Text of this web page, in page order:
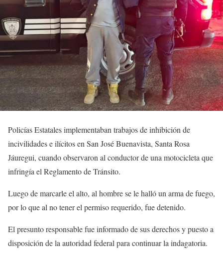
Policías Estatales implementaban trabajos de inhibición de
incivilidades e ilícitos en San José Buenavista, Santa Rosa
Jáuregui, cuando observaron al conductor de una motocicleta que
infringía el Reglamento de Tránsito.
Luego de marcarle el alto, al hombre se le halló un arma de fuego,
por lo que al no tener el permiso requerido, fue detenido.
El presunto responsable fue informado de sus derechos y puesto a
disposición de la autoridad federal para continuar la indagatoria.